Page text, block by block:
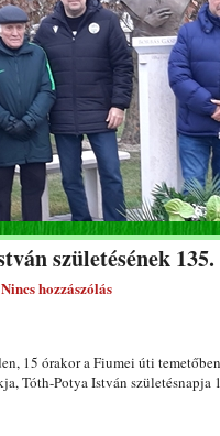
születésének
Nincs hozzászólás
15 órakor a Fiumei úti
Tóth-Potya István születésnapja